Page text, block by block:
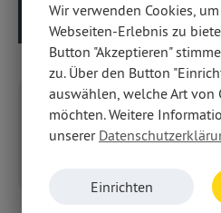
Geprüfte
Deutsches
kein EU-
Wir verwenden Cookies,
Webseiten-Erlebnis zu
Button "Akzeptieren"
zu. Über den Button
auswählen, welche Art von
möchten. Weitere
unserer
Einrichten